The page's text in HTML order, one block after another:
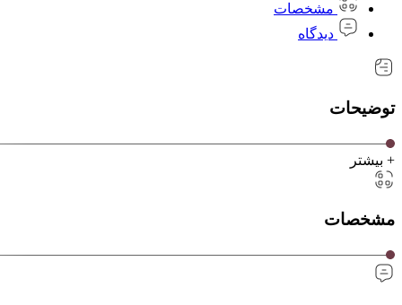
مشخصات
دیدگاه
توضیحات
+ بیشتر
مشخصات